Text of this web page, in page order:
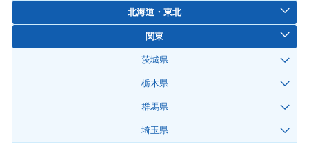
北海道・東北
関東
茨城県
栃木県
群馬県
埼玉県